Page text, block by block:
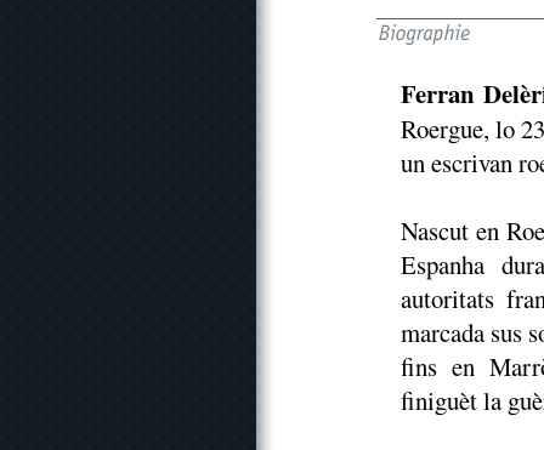
Ferran
Roergue, lo
un escrivan
Nascut en
Espanha
autoritats
marcada sus
fins en
finiguèt la